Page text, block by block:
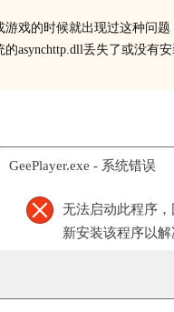
戏的时候就出现过这种问
asynchttp.dll丢失了或没有
GeePlayer.exe - 系统错误
无法启动此程序
新安装该程序以解